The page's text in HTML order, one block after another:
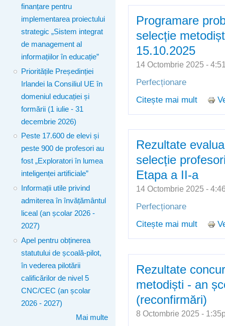
finanțare pentru
implementarea proiectului
strategic „Sistem integrat
de management al
informațiilor în educație”
Prioritățile Președinției
Irlandei la Consiliul UE în
domeniul educației și
formării (1 iulie - 31
decembrie 2026)
Peste 17.600 de elevi și
peste 900 de profesori au
fost „Exploratori în lumea
inteligenței artificiale”
Informații utile privind
admiterea în învățământul
liceal (an școlar 2026 -
2027)
Apel pentru obținerea
statutului de școală-pilot,
în vederea pilotării
calificărilor de nivel 5
CNC/CEC (an școlar
2026 - 2027)
Mai multe
Programare
selecție
15.10.2025
14 Octombrie 2025 -
Perfecționare
Citește mai mult
Rezultate
selecție
Etapa a II-a
14 Octombrie 2025 -
Perfecționare
Citește mai mult
Rezultate
metodiști - an
(reconfirmări)
8 Octombrie 2025 -